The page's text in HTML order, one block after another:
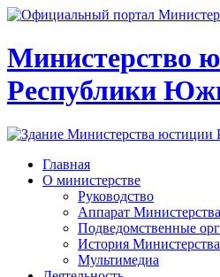
Министерство
Республики
Главная
О министерстве
Руководство
Аппарат Министерства
Подведомственные
История
Мультимедиа